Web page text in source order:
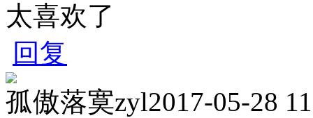
太喜欢了
回复
孤傲落寞zyl2017-05-28